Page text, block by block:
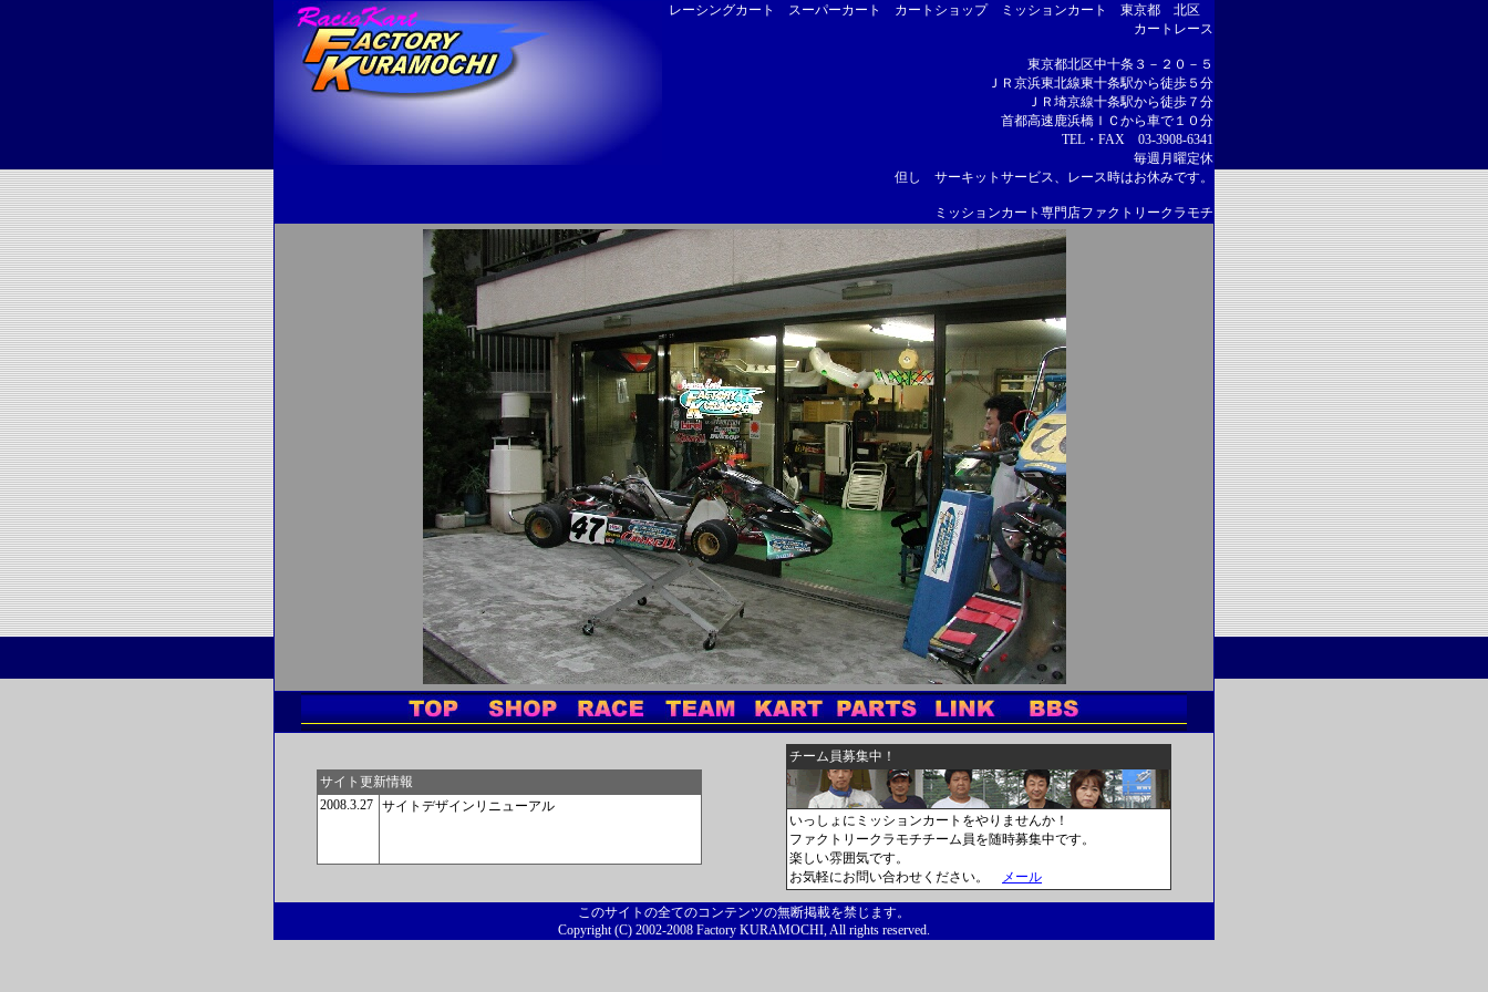
レーシングカート スーパーカート カートショップ ミッションカート 東京都 北区
カートレース
東京都北区中十条３－２０－５
ＪＲ京浜東北線東十条駅から徒歩５分
ＪＲ埼京線十条駅から徒歩７分
首都高速鹿浜橋ＩＣから車で１０分
TEL・FAX 03-3908-6341
毎週月曜定休
但し サーキットサービス、レース時はお休みです。
ミッションカート専門店ファクトリークラモチ
サイト更新情報
2008.3.27 サイトデザインリニューアル
チーム員募集中！
いっしょにミッションカートをやりませんか！
ファクトリークラモチチーム員を随時募集中です。
楽しい雰囲気です。
お気軽にお問い合わせください。
メール
このサイトの全てのコンテンツの無断掲載を禁じます。
Copyright (C) 2002-2008 Factory KURAMOCHI, All rights reserved.